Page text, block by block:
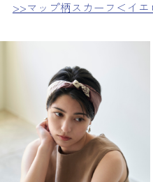
>>マップ柄スカーフ＜イ